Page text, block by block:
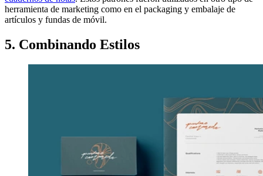
herramienta de marketing como en el packaging y embalaje de
artículos y fundas de móvil.
5. Combinando Estilos